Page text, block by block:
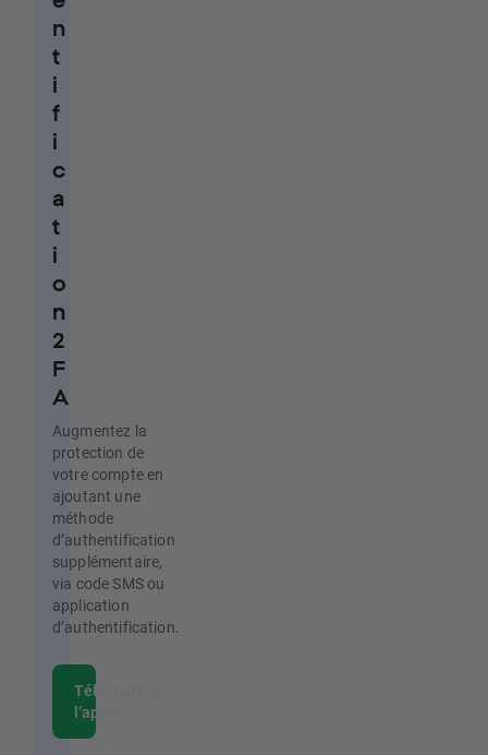
n
t
i
f
i
c
a
t
i
o
n
2
F
A
Augmentez la
protection de
votre compte en
ajoutant une
méthode
d’authentification
supplémentaire,
via code SMS ou
application
d’authentification.
Télécharger
l’appli